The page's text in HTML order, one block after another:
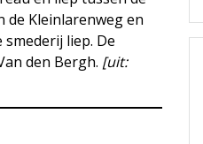
de Kleinlarenweg en
liep. De
den Bergh. [uit: